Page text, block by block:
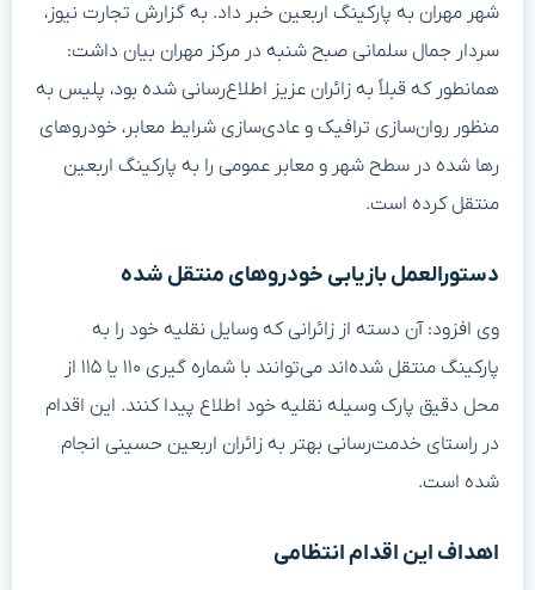
شهر مهران به پارکینگ اربعین خبر داد. به گزارش تجارت نیوز،
سردار جمال سلمانی صبح شنبه در مرکز مهران بیان داشت:
همانطور که قبلاً به زائران عزیز اطلاع‌رسانی شده بود، پلیس به
منظور روان‌سازی ترافیک و عادی‌سازی شرایط معابر، خودروهای
رها شده در سطح شهر و معابر عمومی را به پارکینگ اربعین
منتقل کرده است.
دستورالعمل بازیابی خودروهای منتقل شده
وی افزود: آن دسته از زائرانی که وسایل نقلیه خود را به
پارکینگ منتقل شده‌اند می‌توانند با شماره گیری ۱۱۰ یا ۱۱۵ از
محل دقیق پارک وسیله نقلیه خود اطلاع پیدا کنند. این اقدام
در راستای خدمت‌رسانی بهتر به زائران اربعین حسینی انجام
شده است.
اهداف این اقدام انتظامی